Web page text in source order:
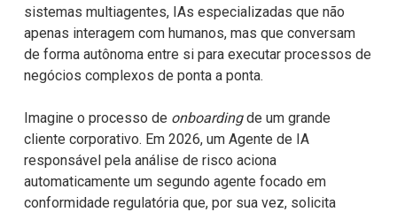
sistemas multiagentes, IAs especializadas que não
apenas interagem com humanos, mas que conversam
de forma autônoma entre si para executar processos de
negócios complexos de ponta a ponta.
Imagine o processo de onboardingde um grande
cliente corporativo. Em 2026, um Agente de IA
responsável pela análise de risco aciona
automaticamente um segundo agente focado em
conformidade regulatória que, por sua vez, solicita